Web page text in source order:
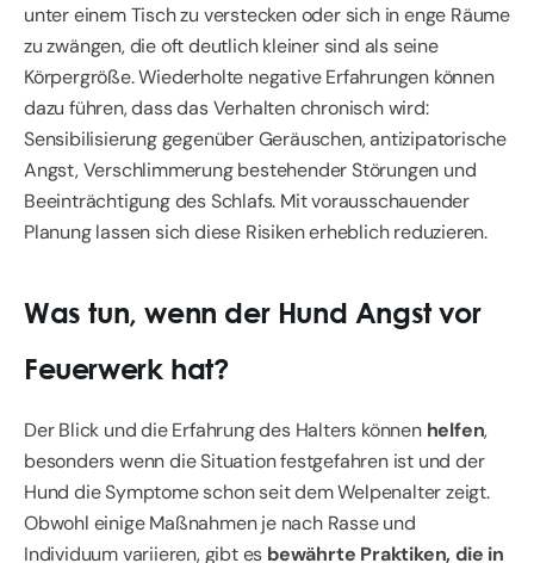
unter einem Tisch zu verstecken oder sich in enge Räume
zu zwängen, die oft deutlich kleiner sind als seine
Körpergröße. Wiederholte negative Erfahrungen können
dazu führen, dass das Verhalten chronisch wird:
Sensibilisierung gegenüber Geräuschen, antizipatorische
Angst, Verschlimmerung bestehender Störungen und
Beeinträchtigung des Schlafs. Mit vorausschauender
Planung lassen sich diese Risiken erheblich reduzieren.
Was tun, wenn der Hund Angst vor
Feuerwerk hat?
Der Blick und die Erfahrung des Halters können helfen,
besonders wenn die Situation festgefahren ist und der
Hund die Symptome schon seit dem Welpenalter zeigt.
Obwohl einige Maßnahmen je nach Rasse und
Individuum variieren, gibt es bewährte Praktiken, die in